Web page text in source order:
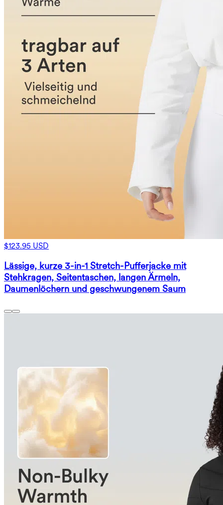
$123.95 USD
Lässige, kurze 3-in-1 Stretch-Pufferjacke mit
Stehkragen, Seitentaschen, langen Ärmeln,
Daumenlöchern und geschwungenem Saum